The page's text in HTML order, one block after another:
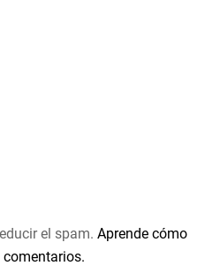
el spam. Aprende cómo